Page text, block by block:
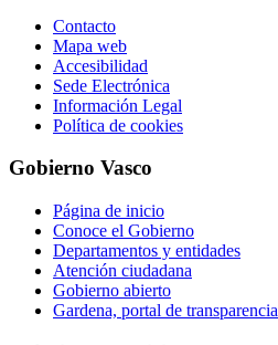
Contacto
Mapa web
Accesibilidad
Sede Electrónica
Información Legal
Política de cookies
Gobierno Vasco
Página de inicio
Conoce el Gobierno
Departamentos y entidades
Atención ciudadana
Gobierno abierto
Gardena, portal de transparencia